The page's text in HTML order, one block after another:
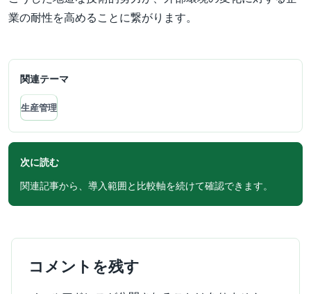
業の耐性を高めることに繋がります。
関連テーマ
生産管理
次に読む
関連記事から、導入範囲と比較軸を続けて確認できます。
コメントを残す